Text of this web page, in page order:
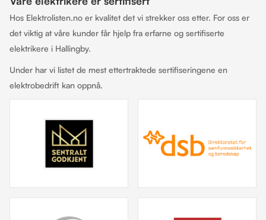
Hos Elektrolisten.no er kvalitet det vi strekker oss etter. For oss er
det viktig at våre kunder får hjelp fra erfarne og sertifiserte
elektrikere i Hallingby.
Under har vi listet de mest ettertraktede sertifiseringene en
elektrobedrift kan oppnå.